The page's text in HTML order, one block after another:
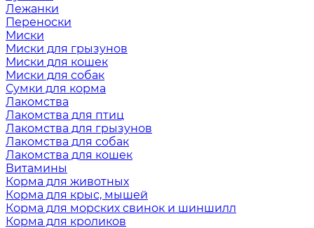
Лежанки
Переноски
Миски
Миски для грызунов
Миски для кошек
Миски для собак
Сумки для корма
Лакомства
Лакомства для птиц
Лакомства для грызунов
Лакомства для собак
Лакомства для кошек
Витамины
Корма для животных
Корма для крыс, мышей
Корма для морских свинок и шиншилл
Корма для кроликов